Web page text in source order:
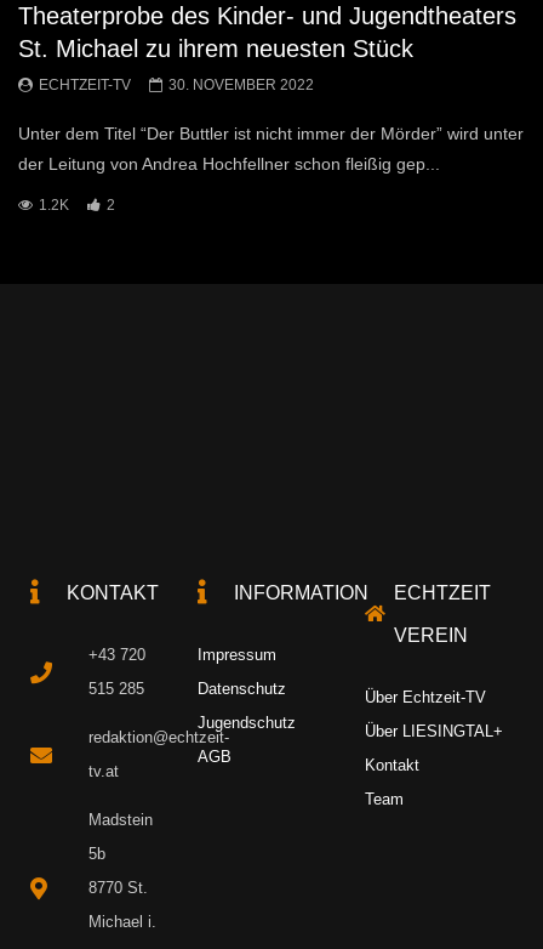
Theaterprobe des Kinder- und Jugendtheaters
St. Michael zu ihrem neuesten Stück
ECHTZEIT-TV 30. NOVEMBER 2022
Unter dem Titel “Der Buttler ist nicht immer der Mörder” wird unter
der Leitung von Andrea Hochfellner schon fleißig gep...
1.2K 2
KONTAKT
+43 720
515 285
redaktion@echtzeit-
tv.at
Madstein
5b
8770 St.
Michael i.
INFORMATION
Impressum
Datenschutz
Jugendschutz
AGB
ECHTZEIT
VEREIN
Über Echtzeit-TV
Über LIESINGTAL+
Kontakt
Team